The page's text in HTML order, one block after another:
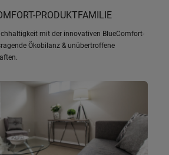
PRODUKTFAMILIE
mit der innovativen BlueComfort-
Ökobilanz & unübertroffene